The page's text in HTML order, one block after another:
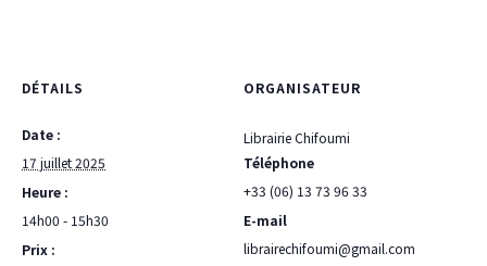
DÉTAILS
Date :
17 juillet 2025
Heure :
14h00 - 15h30
Prix :
ORGANISATEUR
Librairie Chifoumi
Téléphone
+33 (06) 13 73 96 33
E-mail
librairechifoumi@gmail.com